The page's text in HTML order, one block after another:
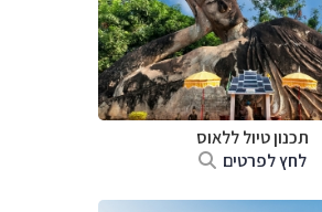
תכנון טיולללאוס
לחץ לפרטים